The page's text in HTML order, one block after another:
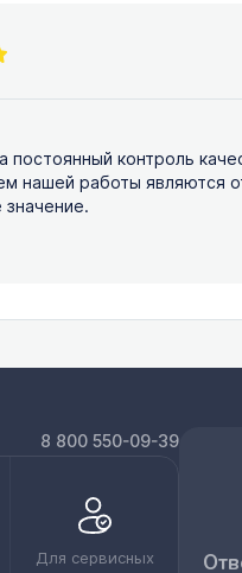
контроль
нашей работы являются
8 800 550-09-39
Для сервисных